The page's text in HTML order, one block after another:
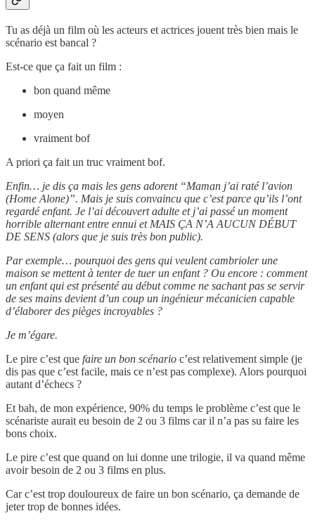
Tu as déjà un film où les acteurs et actrices jouent très bien mais le
scénario est bancal ?
Est-ce que ça fait un film :
bon quand même
moyen
vraiment bof
A priori ça fait un truc vraiment bof.
Enfin… je dis ça mais les gens adorent “Maman j’ai raté l’avion
(Home Alone)”. Mais je suis convaincu que c’est parce qu’ils l’ont
regardé enfant. Je l’ai découvert adulte et j’ai passé un moment
horrible alternant entre ennui et MAIS ÇA N’A AUCUN DÉBUT
DE SENS (alors que je suis très bon public).
Par exemple… pourquoi des gens qui veulent cambrioler une
maison se mettent à tenter de tuer un enfant ? Ou encore : comment
un enfant qui est présenté au début comme ne sachant pas se servir
de ses mains devient d’un coup un ingénieur mécanicien capable
d’élaborer des pièges incroyables ?
Je m’égare.
Le pire c’est que faire un bon scénario c’est relativement simple (je
dis pas que c’est facile, mais ce n’est pas complexe). Alors pourquoi
autant d’échecs ?
Et bah, de mon expérience, 90% du temps le problème c’est que le
scénariste aurait eu besoin de 2 ou 3 films car il n’a pas su faire les
bons choix.
Le pire c’est que quand on lui donne une trilogie, il va quand même
avoir besoin de 2 ou 3 films en plus.
Car c’est trop douloureux de faire un bon scénario, ça demande de
jeter trop de bonnes idées.